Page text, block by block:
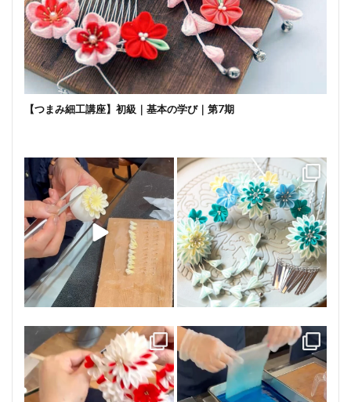
【つまみ細工講座】初級｜基本の学び｜第7期
成人式ワークショップ
皆さま、大変お上手です
...
40 0
講座のご案内です
3点飾り 勝山セットです。
...
69 0
中級のかんざしが完成
基本のちりめん作りからスタート
して...
初級7期の募集を開始しました
お申し込みはハイライト[初級]より
ご確認いただけます。